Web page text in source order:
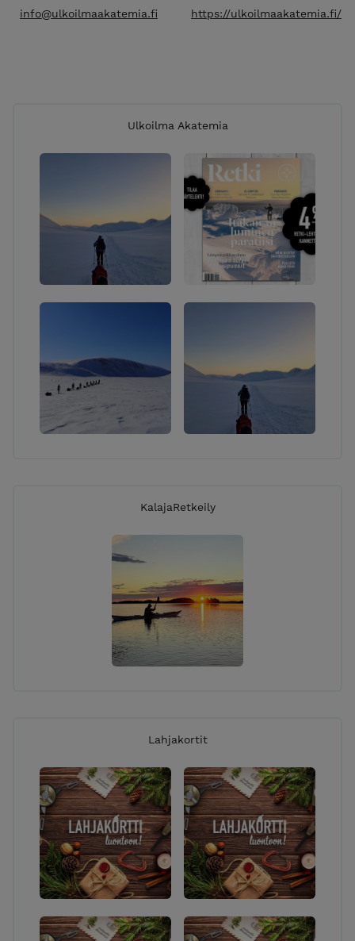
oppimiseen ammattitaitoisten oppaiden johdolla.
info@ulkoilmaakatemia.fi https://ulkoilmaakatemia.fi/
Ulkoilma Akatemia
KalajaRetkeily
Lahjakortit